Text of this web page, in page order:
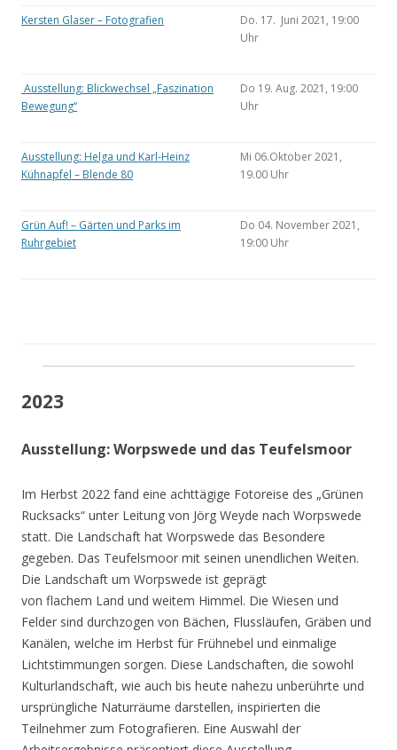
Kersten Glaser – Fotografien
Do. 17. Juni 2021, 19:00
Uhr
Ausstellung: Blickwechsel „Faszination
Bewegung“
Do 19. Aug. 2021, 19:00
Uhr
Ausstellung: Helga und Karl-Heinz
Kühnapfel – Blende 80
Mi 06.Oktober 2021,
19.00 Uhr
Grün Auf! – Gärten und Parks im
Ruhrgebiet
Do 04. November 2021,
19:00 Uhr
2023
Ausstellung: Worpswede und das Teufelsmoor
Im Herbst 2022 fand eine achttägige Fotoreise des „Grünen
Rucksacks“ unter Leitung von Jörg Weyde nach Worpswede
statt. Die Landschaft hat Worpswede das Besondere
gegeben. Das Teufelsmoor mit seinen unendlichen Weiten.
Die Landschaft um Worpswede ist geprägt
von flachem Land und weitem Himmel. Die Wiesen und
Felder sind durchzogen von Bächen, Flussläufen, Gräben und
Kanälen, welche im Herbst für Frühnebel und einmalige
Lichtstimmungen sorgen. Diese Landschaften, die sowohl
Kulturlandschaft, wie auch bis heute nahezu unberührte und
ursprüngliche Naturräume darstellen, inspirierten die
Teilnehmer zum Fotografieren. Eine Auswahl der